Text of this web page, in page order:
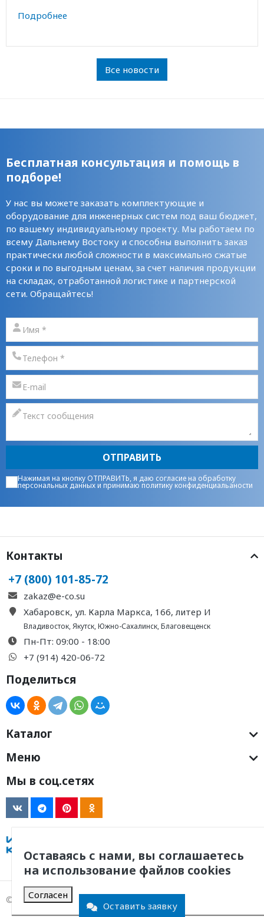
Подробнее
Все новости
Бесплатная консультация и помощь в
подборе!
У нас вы можете заказать комплектующие и
оборудование для инженерных систем под ваш бюджет,
по вашему индивидуальному проекту. Мы работаем по
всему Дальнему Востоку и способны выполнить заказ
практически любой сложности в максимально сжатые
сроки и по выгодным ценам, за счет наличия продукции
на складах, отработанной логистике и партнерской
сети. Обращайтесь!
ОТПРАВИТЬ
Нажимая на кнопку ОТПРАВИТЬ, я даю согласие на обработку
персональных данныхи принимаюполитику конфиденциальаности
Контакты
+7 (800) 101-85-72
zakaz@e-co.su
Хабаровск, ул. Карла Маркса, 166, литер И
Владивосток,Якутск,Южно-Сахалинск,Благовещенск
Пн-Пт: 09:00 - 18:00
+7 (914) 420-06-72
Поделиться
Каталог
Меню
Мы в соц.сетях
© 2011 -2026, ООО Инженерная Компания
Оставаясь с нами, вы соглашаетесь
на использование файлов cookies
Согласен
Оставить заявку